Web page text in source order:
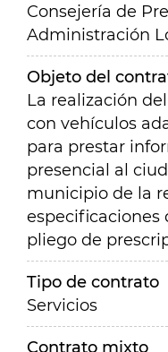
Consejería de
Administración
Objeto del
La realización
con vehículos
para prestar
presencial al
municipio de la
especificaciones
pliego de
Tipo de contrato
Servicios
Contrato mixto